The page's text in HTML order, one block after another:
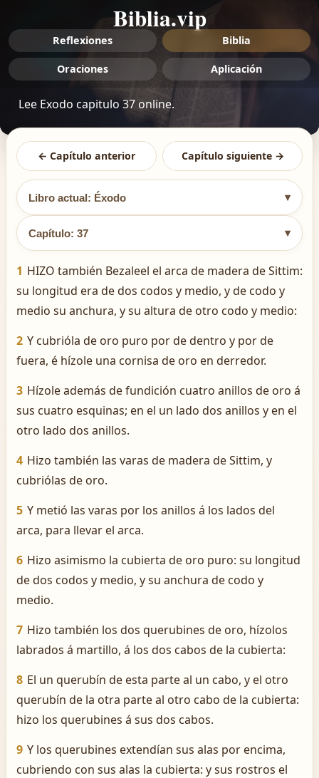
Biblia.vip
Reflexiones Biblia
Oraciones Aplicación
Lee Exodo capitulo 37 online.
← Capítulo anterior Capítulo siguiente →
Libro actual: Éxodo ▾
Capítulo: 37 ▾
1 HIZO también Bezaleel el arca de madera de Sittim:
su longitud era de dos codos y medio, y de codo y
medio su anchura, y su altura de otro codo y medio:
2 Y cubrióla de oro puro por de dentro y por de
fuera, é hízole una cornisa de oro en derredor.
3 Hízole además de fundición cuatro anillos de oro á
sus cuatro esquinas; en el un lado dos anillos y en el
otro lado dos anillos.
4 Hizo también las varas de madera de Sittim, y
cubriólas de oro.
5 Y metió las varas por los anillos á los lados del
arca, para llevar el arca.
6 Hizo asimismo la cubierta de oro puro: su longitud
de dos codos y medio, y su anchura de codo y
medio.
7 Hizo también los dos querubines de oro, hízolos
labrados á martillo, á los dos cabos de la cubierta:
8 El un querubín de esta parte al un cabo, y el otro
querubín de la otra parte al otro cabo de la cubierta:
hizo los querubines á sus dos cabos.
9 Y los querubines extendían sus alas por encima,
cubriendo con sus alas la cubierta: y sus rostros el